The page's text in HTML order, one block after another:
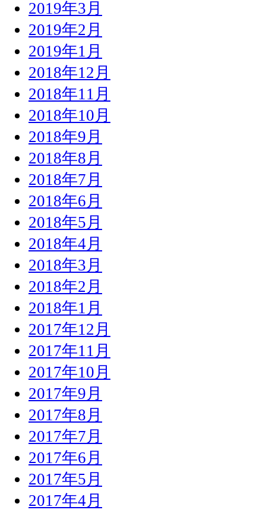
2019年3月
2019年2月
2019年1月
2018年12月
2018年11月
2018年10月
2018年9月
2018年8月
2018年7月
2018年6月
2018年5月
2018年4月
2018年3月
2018年2月
2018年1月
2017年12月
2017年11月
2017年10月
2017年9月
2017年8月
2017年7月
2017年6月
2017年5月
2017年4月